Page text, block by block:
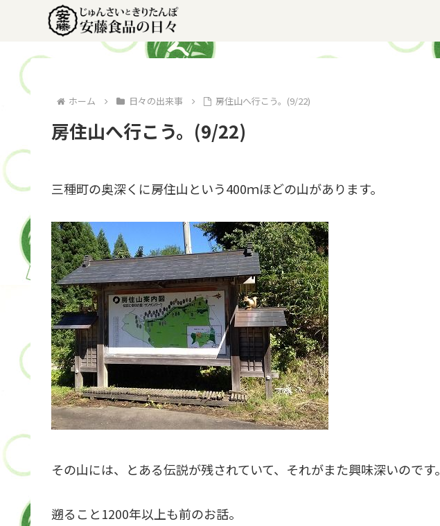
ホーム 日々の出来事 房住山へ行こう。(9/22)
房住山へ行こう。(9/22)
三種町の奥深くに房住山という400ｍほどの山があります。
その山には、とある伝説が残されていて、それがまた興味深いのです。
遡ること1200年以上も前のお話。